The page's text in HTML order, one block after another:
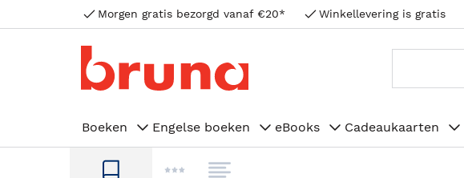
Morgen gratis bezorgd vanaf €20* Winkellevering is gratis
Boeken Engelse boeken eBooks Cadeaukaarten